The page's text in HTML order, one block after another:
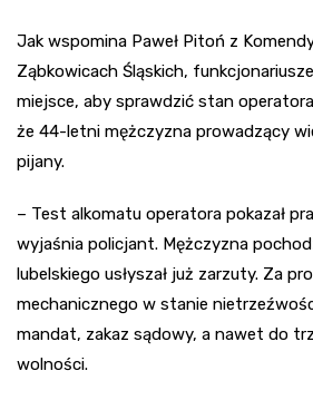
Jak wspomina Paweł Pitoń z
Ząbkowicach Śląskich,
miejsce, aby sprawdzić stan operatora
że 44-letni mężczyzna prowadzący
pijany.
– Test alkomatu operatora pokazał
wyjaśnia policjant. Mężczyzna
lubelskiego usłyszał już zarzuty. Za
mechanicznego w stanie
mandat, zakaz sądowy, a nawet do
wolności.